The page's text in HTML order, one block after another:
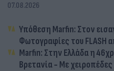
07.08.2026
Υπόθεση Marfin: Στον
Φωτογραφίες του FLASH
Marfin: Στην Ελλάδα η
Βρετανία - Με